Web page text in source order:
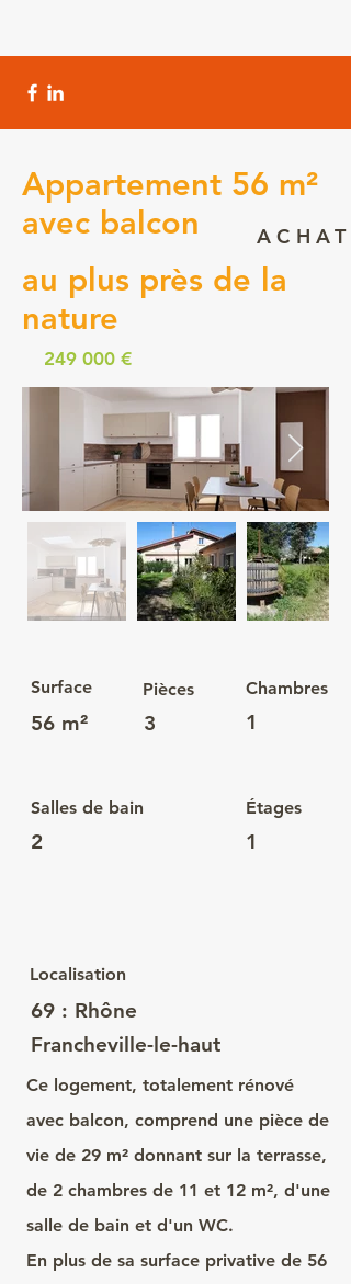
Appartement 56 m²
avec balcon
ACHAT
au plus près de la
nature
249 000 €
Surface
56 m²
Pièces
3
Salles de bain
2
Chambres
1
Étages
1
Localisation
69 : Rhône
Francheville-le-haut
Ce logement, totalement rénové
avec balcon, comprend une pièce de
vie de 29 m² donnant sur la terrasse,
de 2 chambres de 11 et 12 m², d'une
salle de bain et d'un WC.
En plus de sa surface privative de 56